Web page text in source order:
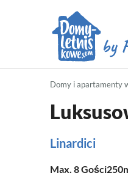
Domy i apartamenty
Linardici
Max. 8Gości